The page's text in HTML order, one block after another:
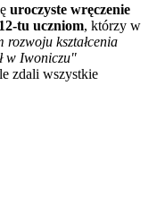
uroczyste wręczenie
tu uczniom, którzy w
kształcenia
w Iwoniczu"
zdali wszystkie